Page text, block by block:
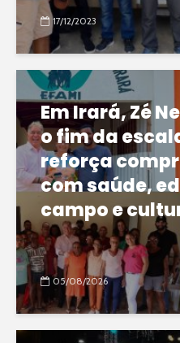
17/12/2023
Em Irará, Zé
o fim da
reforça
com saúde,
campo e
05/08/2026